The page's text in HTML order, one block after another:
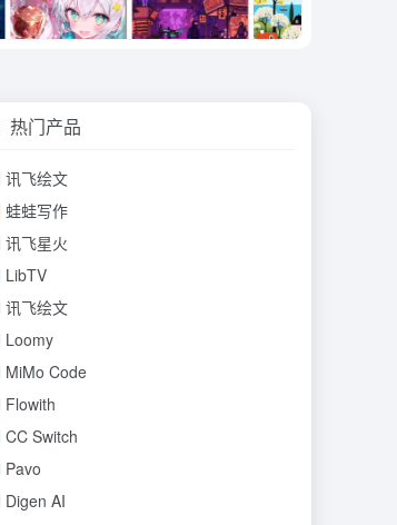
热门产品
讯飞绘文
蛙蛙写作
讯飞星火
LibTV
讯飞绘文
Loomy
MiMo Code
Flowith
CC Switch
Pavo
Digen AI